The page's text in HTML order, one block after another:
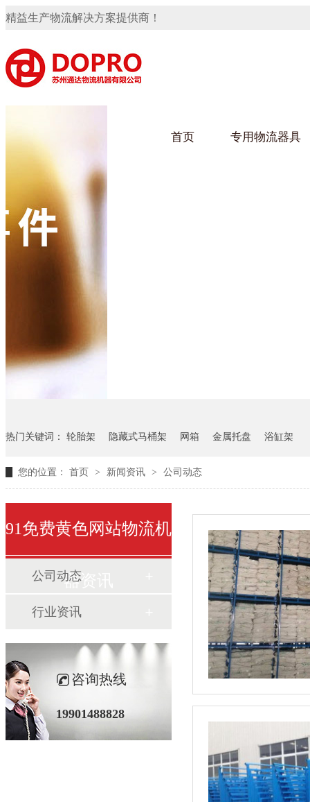
精益生产物流解决方案提供商！
首页 专用物流器具
91免费观看视频架
变速箱托盘
发动机料架
仪表盘料架
手推车
气瓶料架
隐藏式马桶水箱支架
汽车行业
卫浴行业
热门关键词： 轮胎架 隐藏式马桶架 网箱 金属托盘 浴缸架
您的位置： 首页 > 新闻资讯 > 公司动态
91免费黄色网站物流机
器资讯
公司动态
行业资讯
咨询热线
19901488828